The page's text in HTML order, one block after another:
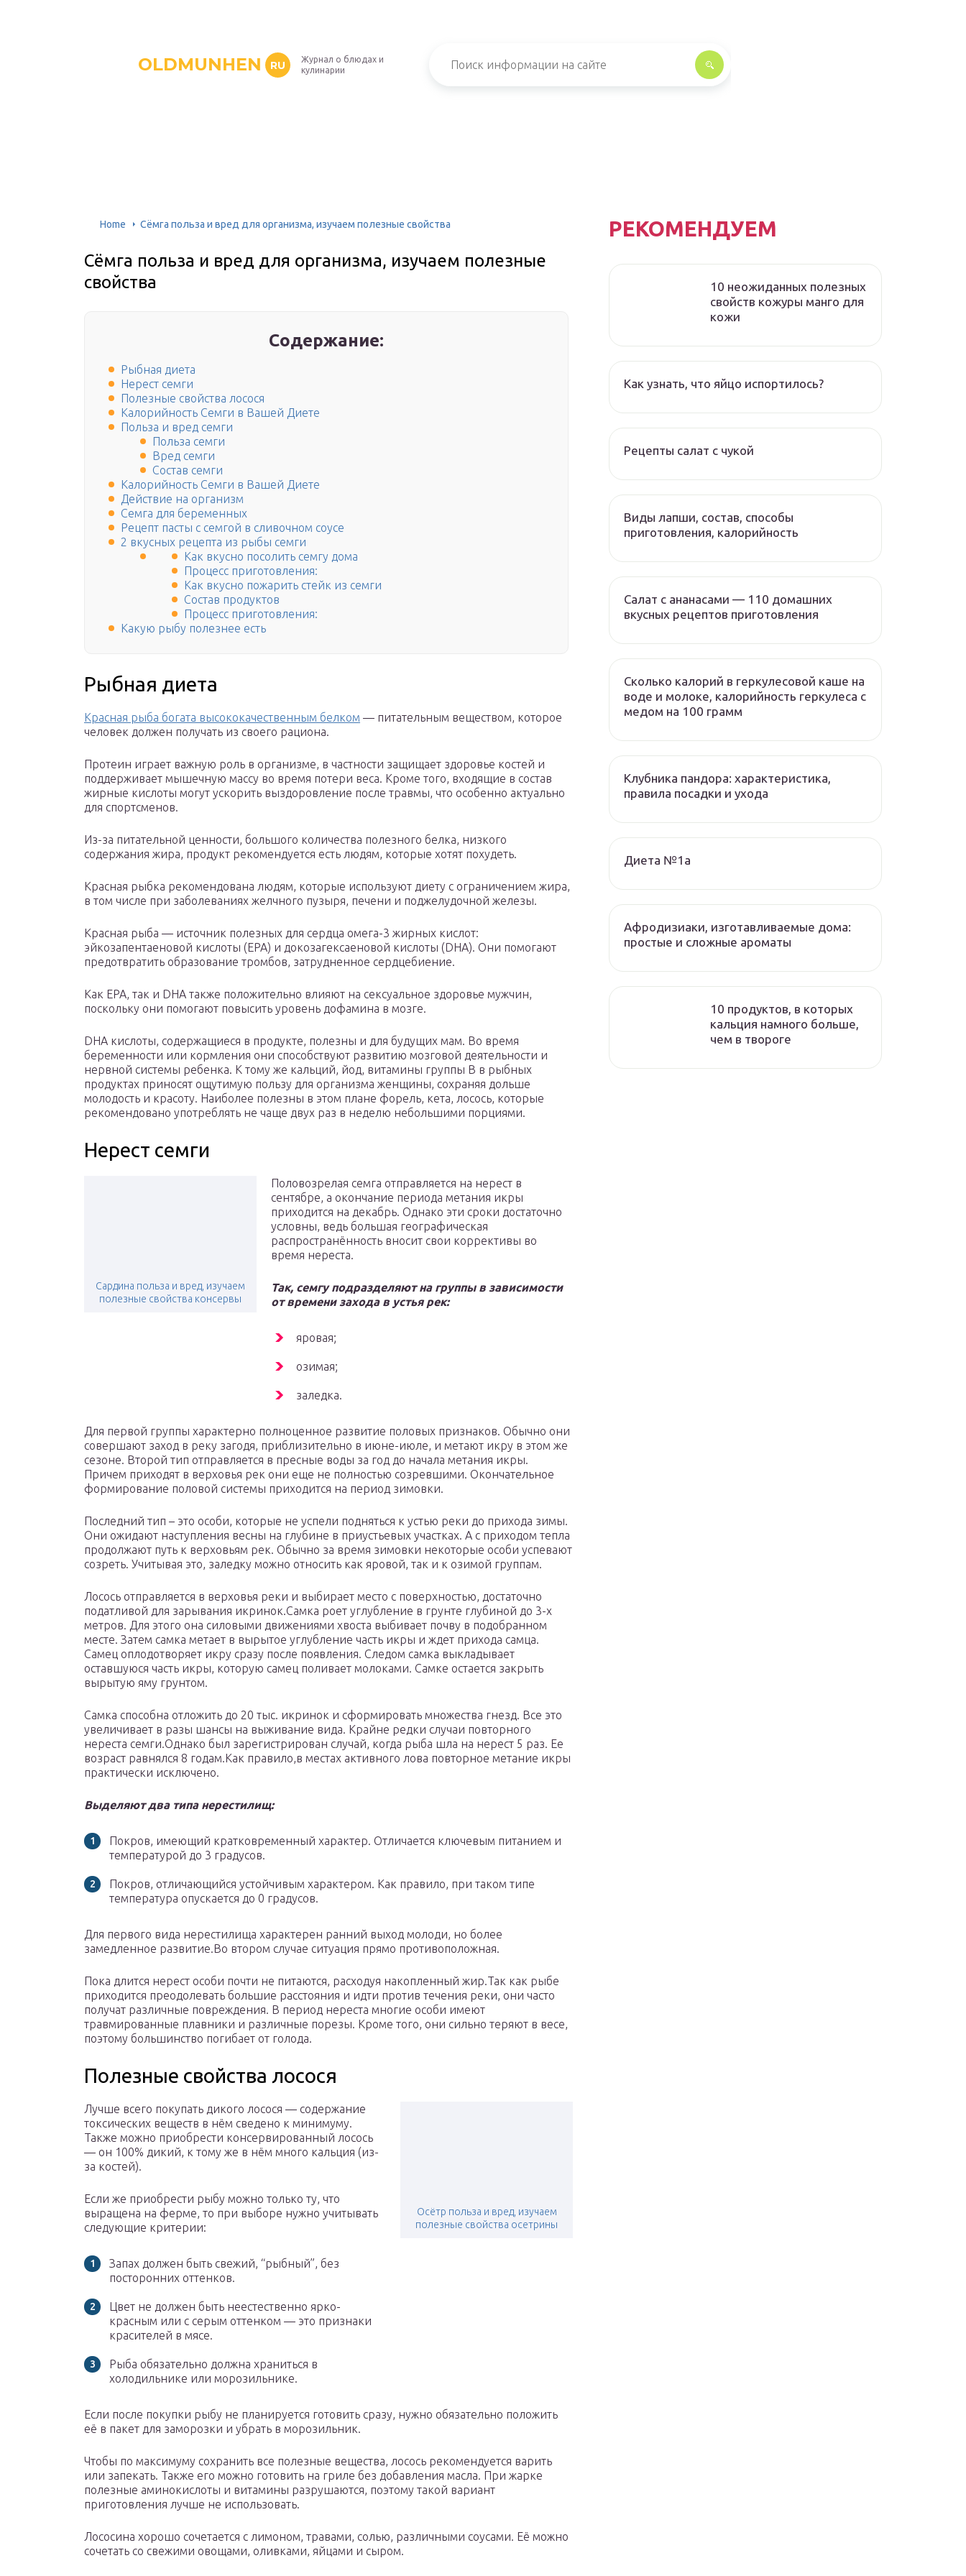
OLDMUNHEN RU
Журнал о блюдах и
кулинарии
Home Сёмга польза и вред для организма, изучаем полезные свойства
Сёмга польза и вред для организма, изучаем полезные
свойства
Содержание:
Рыбная диета
Нерест семги
Полезные свойства лосося
Калорийность Семги в Вашей Диете
Польза и вред семги
Польза семги
Вред семги
Состав семги
Калорийность Семги в Вашей Диете
Действие на организм
Семга для беременных
Рецепт пасты с семгой в сливочном соусе
2 вкусных рецепта из рыбы семги
Как вкусно посолить семгу дома
Процесс приготовления:
Как вкусно пожарить стейк из семги
Состав продуктов
Процесс приготовления:
Какую рыбу полезнее есть
Рыбная диета
Красная рыба богата высококачественным белком — питательным веществом, которое
человек должен получать из своего рациона.
Протеин играет важную роль в организме, в частности защищает здоровье костей и
поддерживает мышечную массу во время потери веса. Кроме того, входящие в состав
жирные кислоты могут ускорить выздоровление после травмы, что особенно актуально
для спортсменов.
Из-за питательной ценности, большого количества полезного белка, низкого
содержания жира, продукт рекомендуется есть людям, которые хотят похудеть.
Красная рыбка рекомендована людям, которые используют диету с ограничением жира,
в том числе при заболеваниях желчного пузыря, печени и поджелудочной железы.
Красная рыба — источник полезных для сердца омега-3 жирных кислот:
эйкозапентаеновой кислоты (EPA) и докозагексаеновой кислоты (DHA). Они помогают
предотвратить образование тромбов, затрудненное сердцебиение.
Как EPA, так и DHA также положительно влияют на сексуальное здоровье мужчин,
поскольку они помогают повысить уровень дофамина в мозге.
DHA кислоты, содержащиеся в продукте, полезны и для будущих мам. Во время
беременности или кормления они способствуют развитию мозговой деятельности и
нервной системы ребенка. К тому же кальций, йод, витамины группы В в рыбных
продуктах приносят ощутимую пользу для организма женщины, сохраняя дольше
молодость и красоту. Наиболее полезны в этом плане форель, кета, лосось, которые
рекомендовано употреблять не чаще двух раз в неделю небольшими порциями.
Нерест семги
Сардина польза и вред, изучаем
полезные свойства консервы
Половозрелая семга отправляется на нерест в
сентябре, а окончание периода метания икры
приходится на декабрь. Однако эти сроки достаточно
условны, ведь большая географическая
распространённость вносит свои коррективы во
время нереста.
Так, семгу подразделяют на группы в зависимости
от времени захода в устья рек:
яровая;
озимая;
заледка.
Для первой группы характерно полноценное развитие половых признаков. Обычно они
совершают заход в реку загодя, приблизительно в июне-июле, и метают икру в этом же
сезоне. Второй тип отправляется в пресные воды за год до начала метания икры.
Причем приходят в верховья рек они еще не полностью созревшими. Окончательное
формирование половой системы приходится на период зимовки.
Последний тип – это особи, которые не успели подняться к устью реки до прихода зимы.
Они ожидают наступления весны на глубине в приустьевых участках. А с приходом тепла
продолжают путь к верховьям рек. Обычно за время зимовки некоторые особи успевают
созреть. Учитывая это, заледку можно относить как яровой, так и к озимой группам.
Лосось отправляется в верховья реки и выбирает место с поверхностью, достаточно
податливой для зарывания икринок.Самка роет углубление в грунте глубиной до 3-х
метров. Для этого она силовыми движениями хвоста выбивает почву в подобранном
месте. Затем самка метает в вырытое углубление часть икры и ждет прихода самца.
Самец оплодотворяет икру сразу после появления. Следом самка выкладывает
оставшуюся часть икры, которую самец поливает молоками. Самке остается закрыть
вырытую яму грунтом.
Самка способна отложить до 20 тыс. икринок и сформировать множества гнезд. Все это
увеличивает в разы шансы на выживание вида. Крайне редки случаи повторного
нереста семги.Однако был зарегистрирован случай, когда рыба шла на нерест 5 раз. Ее
возраст равнялся 8 годам.Как правило,в местах активного лова повторное метание икры
практически исключено.
Выделяют два типа нерестилищ:
Покров, имеющий кратковременный характер. Отличается ключевым питанием и
температурой до 3 градусов.
Покров, отличающийся устойчивым характером. Как правило, при таком типе
температура опускается до 0 градусов.
Для первого вида нерестилища характерен ранний выход молоди, но более
замедленное развитие.Во втором случае ситуация прямо противоположная.
Пока длится нерест особи почти не питаются, расходуя накопленный жир.Так как рыбе
приходится преодолевать большие расстояния и идти против течения реки, они часто
получат различные повреждения. В период нереста многие особи имеют
травмированные плавники и различные порезы. Кроме того, они сильно теряют в весе,
поэтому большинство погибает от голода.
Полезные свойства лосося
Осётр польза и вред, изучаем
полезные свойства осетрины
Лучше всего покупать дикого лосося — содержание
токсических веществ в нём сведено к минимуму.
Также можно приобрести консервированный лосось
— он 100% дикий, к тому же в нём много кальция (из-
за костей).
Если же приобрести рыбу можно только ту, что
выращена на ферме, то при выборе нужно учитывать
следующие критерии:
Запах должен быть свежий, “рыбный”, без
посторонних оттенков.
Цвет не должен быть неестественно ярко-
красным или с серым оттенком — это признаки
красителей в мясе.
Рыба обязательно должна храниться в
холодильнике или морозильнике.
Если после покупки рыбу не планируется готовить сразу, нужно обязательно положить
её в пакет для заморозки и убрать в морозильник.
Чтобы по максимуму сохранить все полезные вещества, лосось рекомендуется варить
или запекать. Также его можно готовить на гриле без добавления масла. При жарке
полезные аминокислоты и витамины разрушаются, поэтому такой вариант
приготовления лучше не использовать.
Лососина хорошо сочетается с лимоном, травами, солью, различными соусами. Её можно
сочетать со свежими овощами, оливками, яйцами и сыром.
РЕКОМЕНДУЕМ
10 неожиданных полезных
свойств кожуры манго для
кожи
Как узнать, что яйцо испортилось?
Рецепты салат с чукой
Виды лапши, состав, способы
приготовления, калорийность
Салат с ананасами — 110 домашних
вкусных рецептов приготовления
Сколько калорий в геркулесовой каше на
воде и молоке, калорийность геркулеса с
медом на 100 грамм
Клубника пандора: характеристика,
правила посадки и ухода
Диета №1а
Афродизиаки, изготавливаемые дома:
простые и сложные ароматы
10 продуктов, в которых
кальция намного больше,
чем в твороге